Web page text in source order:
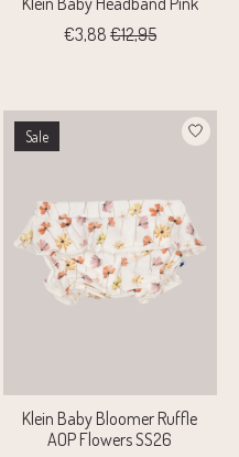
€3,88 €12,95
Sale
Klein Baby Bloomer Ruffle
AOP Flowers SS26